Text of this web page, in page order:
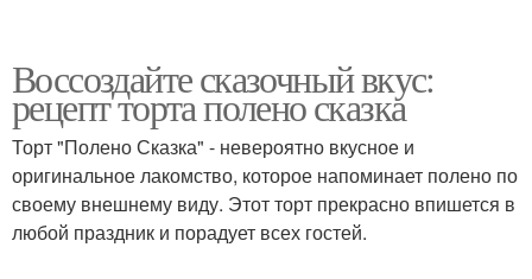
Воссоздайте сказочный вкус:
рецепт торта полено сказка
Торт "Полено Сказка" - невероятно вкусное и
оригинальное лакомство, которое напоминает полено по
своему внешнему виду. Этот торт прекрасно впишется в
любой праздник и порадует всех гостей.